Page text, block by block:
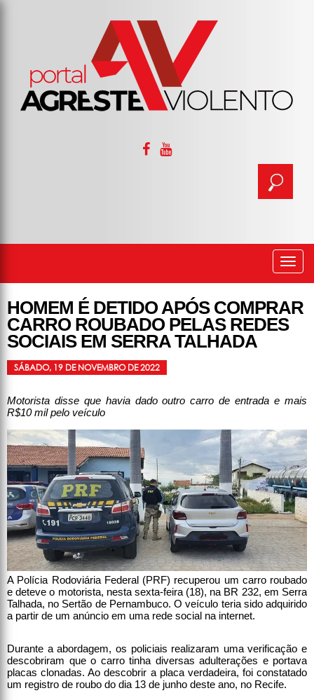
HOMEM É DETIDO APÓS COMPRAR
CARRO ROUBADO PELAS REDES
SOCIAIS EM SERRA TALHADA
SÁBADO, 19 DE NOVEMBRO DE 2022
Motorista disse que havia dado outro carro de entrada e mais
R$10 mil pelo veículo
A Polícia Rodoviária Federal (PRF) recuperou um carro roubado
e deteve o motorista, nesta sexta-feira (18), na BR 232, em Serra
Talhada, no Sertão de Pernambuco. O veículo teria sido adquirido
a partir de um anúncio em uma rede social na internet.
Durante a abordagem, os policiais realizaram uma verificação e
descobriram que o carro tinha diversas adulterações e portava
placas clonadas. Ao descobrir a placa verdadeira, foi constatado
um registro de roubo do dia 13 de junho deste ano, no Recife.